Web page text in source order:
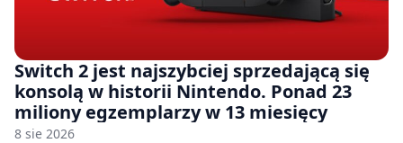
Switch 2 jest najszybciej sprzedającą się
konsolą w historii Nintendo. Ponad 23
miliony egzemplarzy w 13 miesięcy
8 sie 2026